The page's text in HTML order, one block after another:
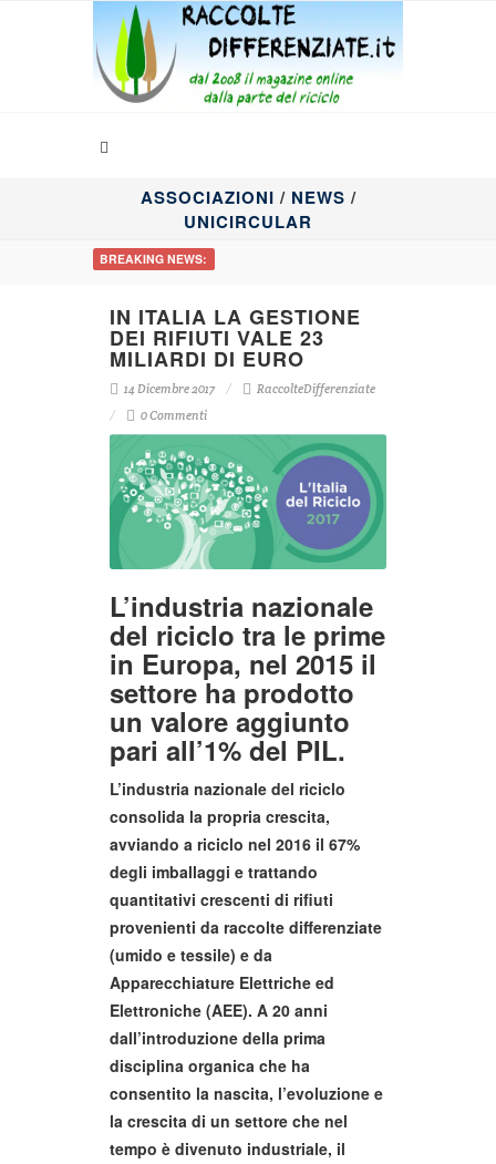
ASSOCIAZIONI / NEWS /
UNICIRCULAR
BREAKING NEWS:
IN ITALIA LA GESTIONE
DEI RIFIUTI VALE 23
MILIARDI DI EURO
14 Dicembre 2017
RaccolteDifferenziate
0 Commenti
L’industria nazionale
del riciclo tra le prime
in Europa, nel 2015 il
settore ha prodotto
un valore aggiunto
pari all’1% del PIL.
L’industria nazionale del riciclo
consolida la propria crescita,
avviando a riciclo nel 2016 il 67%
degli imballaggi e trattando
quantitativi crescenti di rifiuti
provenienti da raccolte differenziate
(umido e tessile) e da
Apparecchiature Elettriche ed
Elettroniche (AEE). A 20 anni
dall’introduzione della prima
disciplina organica che ha
consentito la nascita, l’evoluzione e
la crescita di un settore che nel
tempo è divenuto industriale, il